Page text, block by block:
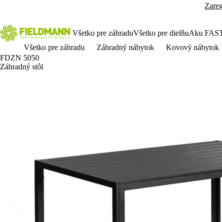
Všetko pre záhraduVšetko pre dielňuAku
Všetko pre záhradu
Záhradný nábytok
Kovový nábytok
FDZN 5050
Záhradný stôl